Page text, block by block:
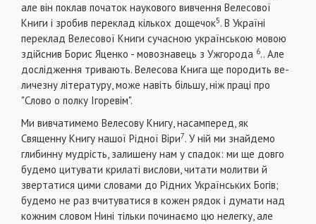
але він поклав початок наукового вив­чення Велесової
Книги і зробив переклад кіль­кох дощечок5. В Україні
переклад Велесової Кни­ги сучасною українською мовою
здійснив Борис Яценко - мовознавець з Ужгорода 6.. Але
дослід­ження тривають. Велесова Книга ще породить ве­
личезну літературу, може навіть більшу, ніж праці про
"Слово о полку Ігоревім".
Ми вивчатимемо Велесову Книгу, насампе­ред, як
Священну Книгу нашої Рідної Віри7. У ній ми знайдемо
глибинну мудрість, залишену нам у спадок: ми ще довго
будемо цитувати крилаті вислови, читати молитви й
звертатися цими словами до Рідних Українських Богів;
будемо не раз вчи­туватися в кожен рядок і думати над
кожним сло­вом Нині тільки починаємо цю нелегку, але